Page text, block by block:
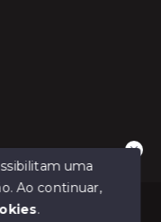
receba
alugar ou
- Todos os
uma
Ao continuar,
.